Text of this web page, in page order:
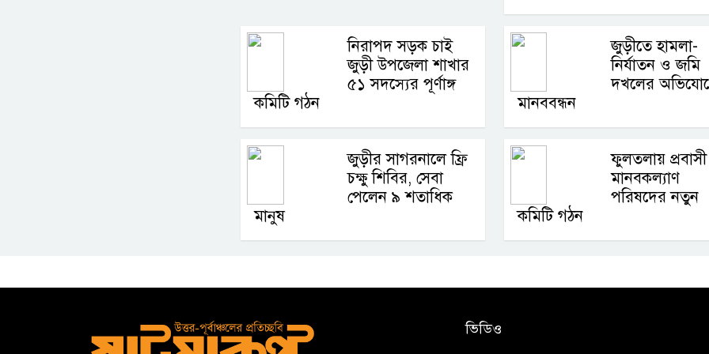
নিরাপদ সড়ক চাই
জুড়ী উপজেলা শাখার
৫১ সদস্যের পূর্ণাঙ্গ
কমিটি গঠন
জুড়ীতে হামলা-
নির্যাতন ও জমি
দখলের
মানববন্ধন
জুড়ীর সাগরনালে ফ্রি
চক্ষু শিবির, সেবা
পেলেন ৯ শতাধিক
মানুষ
ফুলতলায় প্রবাসী
মানবকল্যাণ
পরিষদের নতুন
কমিটি গঠন
ভিডিও